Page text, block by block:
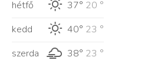
hétfő 37° 20 °
kedd
40° 23 °
szerda
38° 23 °